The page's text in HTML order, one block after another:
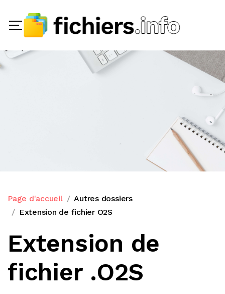
Page d'accueil
Autres dossiers
Extension de fichier O2S
Extension de
fichier .O2S